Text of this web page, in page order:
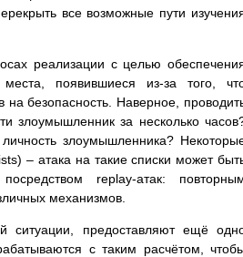
все возможные пути
реализации с целью
появившиеся из-за того,
безопасность. Наверное,
злоумышленник за несколько
злоумышленника?
– атака на такие списки может
replay-атак:
механизмов.
ситуации, предоставляют ещё
с таким расчётом,